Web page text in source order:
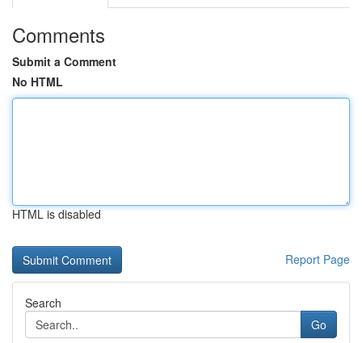
Comments
Submit a Comment
No HTML
HTML is disabled
Report Page
Search
Go